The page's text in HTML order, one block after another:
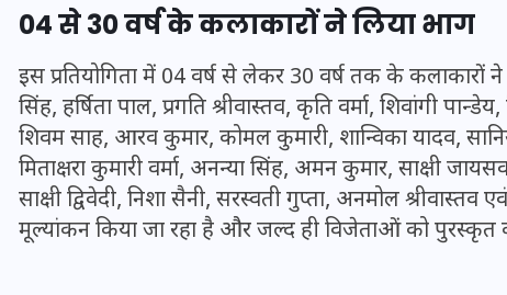
04 से 30 वर्ष के कलाकारों ने लिया भाग
इस प्रतियोगिता में 04 वर्ष से लेकर 30 वर्ष तक के कलाकारों ने
सिंह, हर्षिता पाल, प्रगति श्रीवास्तव, कृति वर्मा, शिवांगी
शिवम साह, आरव कुमार, कोमल कुमारी, शान्विका यादव,
मिताक्षरा कुमारी वर्मा, अनन्या सिंह, अमन कुमार, साक्षी
साक्षी द्विवेदी, निशा सैनी, सरस्वती गुप्ता, अनमोल श्रीवास्तव
मूल्यांकन किया जा रहा है और जल्द ही विजेताओं को पुरस्कृत